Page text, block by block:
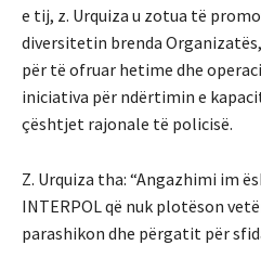
e tij, z. Urquiza u zotua të
diversitetin brenda
për të ofruar hetime dhe
iniciativa për ndërtimin e
çështjet rajonale të policisë.
Z. Urquiza tha: “Angazhimi im
INTERPOL që nuk plotëson
parashikon dhe përgatit për